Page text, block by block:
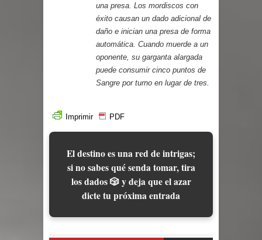
una presa. Los mordiscos con
éxito causan un dado adicional de
daño e inician una presa de forma
automática. Cuando muerde a un
oponente, su garganta alargada
puede consumir cinco puntos de
Sangre por turno en lugar de tres.
Imprimir PDF
El destino es una red de intrigas;
si no sabes qué senda tomar, tira
los dados 🎲 y deja que el azar
dicte tu próxima entrada